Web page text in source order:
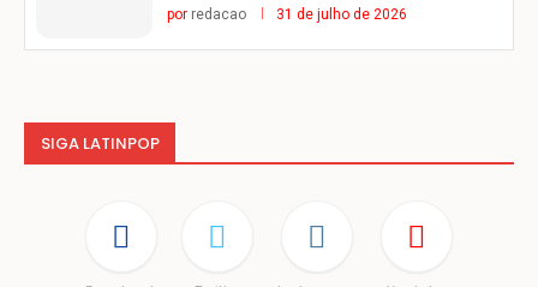
por redacao 31 de julho de 2026
SIGA LATINPOP